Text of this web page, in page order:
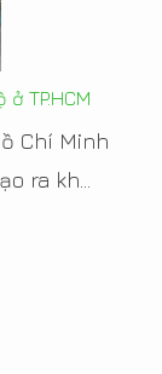
TP.HCM
Chí Minh
ra kh...